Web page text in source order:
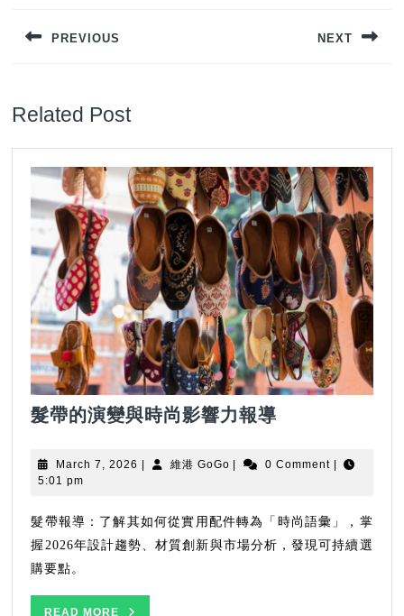
PREVIOUS NEXT
Related Post
髮帶的演變與時尚影響力報導
的
與
時
March 7, 2026 March
| 維港 GoGo維| 0 Comment |
5:01 pm
髮帶報導：了解其如何從實用配件轉為「時尚語彙」，掌
握2026年設計趨勢、材質創新與市場分析，發現可持續選
購要點。
READ MORE